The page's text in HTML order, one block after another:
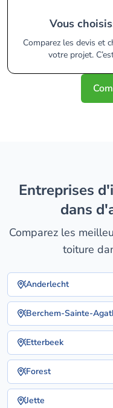
Vous
Comparez les devis et
votre projet.
entreprises d'isolation de la toiture
dans
Comparez les
toiture
Anderlecht
Berchem-Sainte-
Etterbeek
Forest
Jette